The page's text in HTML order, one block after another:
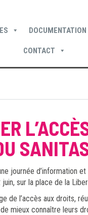
DOCUMENTATION
CONTACT
journée d’information
sur la place de la
de l’accès aux droits,
mieux connaître leurs